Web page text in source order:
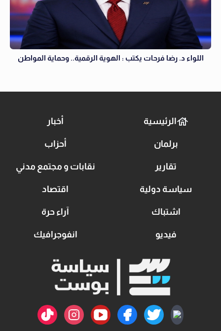
اللواء د. رضا فرحات يكتب : الهوية الرقمية.. وحماية المواطن
الرئيسية أخبار
برلمان أحزاب
تقارير نقابات و مجتمع مدني
سياسة دولية اقتصاد
اشتباك آراء حرة
فيديو انفوجرافيك